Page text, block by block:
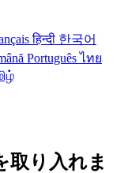
हिन्दी 한국어
Portuguêsไทย
取り入れま